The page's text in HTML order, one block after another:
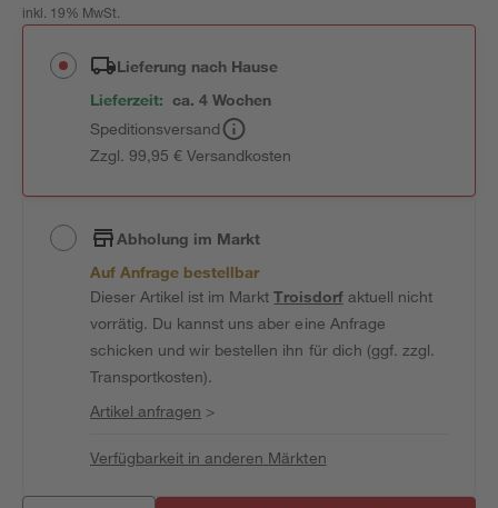
inkl. 19% MwSt.
Lieferung nach Hause
Lieferzeit: ca. 4 Wochen
Speditionsversand
Zzgl. 99,95 € Versandkosten
Abholung im Markt
Auf Anfrage bestellbar
Dieser Artikel ist im MarktTroisdorfaktuell nicht
vorrätig. Du kannst uns aber eine Anfrage
schicken und wir bestellen ihn für dich (ggf. zzgl.
Transportkosten).
Artikel anfragen >
Verfügbarkeit in anderen Märkten